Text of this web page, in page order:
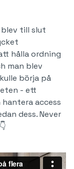
blev till slut
hålla ordning
man blev
börja på
- ett
access
dess. Never